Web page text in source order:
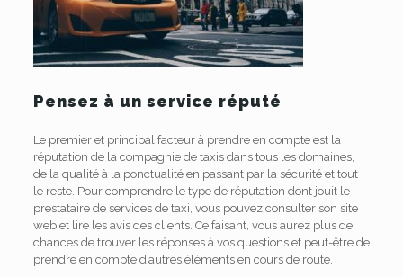
Pensez à un service réputé
Le premier et principal facteur à prendre en compte est la
réputation de la compagnie de taxis dans tous les domaines,
de la qualité à la ponctualité en passant par la sécurité et tout
le reste. Pour comprendre le type de réputation dont jouit le
prestataire de services de taxi, vous pouvez consulter son site
web et lire les avis des clients. Ce faisant, vous aurez plus de
chances de trouver les réponses à vos questions et peut-être de
prendre en compte d’autres éléments en cours de route.